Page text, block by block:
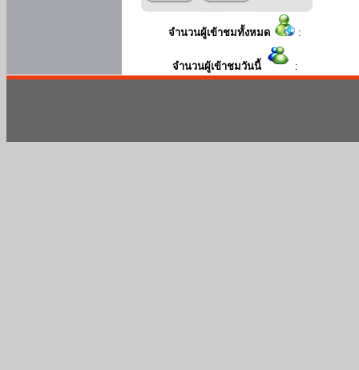
จำนวนผู้เข้าชมทั้งหมด :
จำนวนผู้เข้าชมวันนี้ :